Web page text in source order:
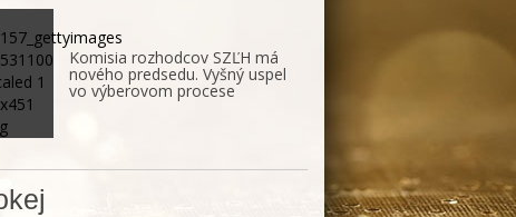
Komisia rozhodcov SZĽH má
nového predsedu. Vyšný uspel
vo výberovom procese